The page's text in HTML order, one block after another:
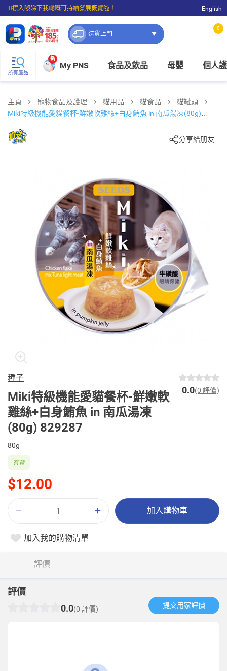
☝🏼㩒入嚟睇下我哋嘅可持續發展概覽啦！
⭐購物滿$399即享免費送貨；滿$100即可免費店取。
English
送貨上門
0
所有產品
新
My PNS 食品及飲品 母嬰 個人
主頁 寵物食品及護理 貓用品 貓食品
貓罐頭
Miki特級機能愛貓餐杯-鮮嫩軟雞絲+⽩身鮪⿂ in 南⽠湯凍(80g)
分享給朋友
種子
Miki特級機能愛貓餐杯-鮮嫩軟
雞絲+⽩身鮪⿂ in 南⽠湯凍
(80g) 829287
0.0(0 評價)
80g
$12.00
有貨
加入購物車
加入我的購物清單
評價
評價
0.0(0 評價) 提交用家評價​